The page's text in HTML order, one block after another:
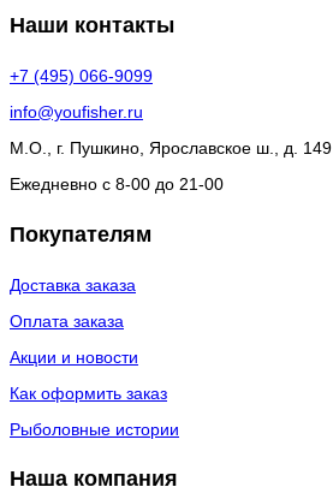
Наши контакты
+7 (495) 066-9099
info@youfisher.ru
М.О., г. Пушкино, Ярославское ш., д. 149
Ежедневно с 8-00 до 21-00
Покупателям
Доставка заказа
Оплата заказа
Акции и новости
Как оформить заказ
Рыболовные истории
Наша компания